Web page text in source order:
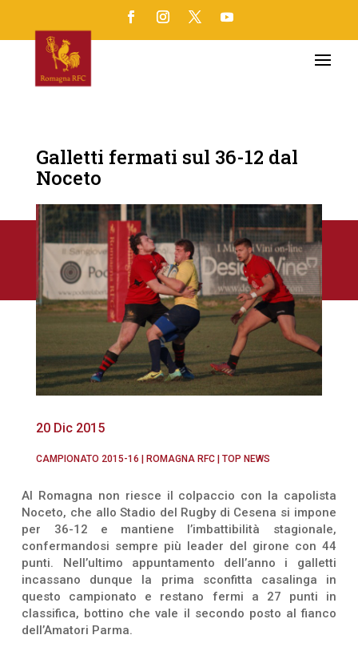
Galletti fermati sul 36-12 dal
Noceto
20 Dic 2015
CAMPIONATO 2015-16 | ROMAGNA RFC| TOP NEWS
Al Romagna non riesce il colpaccio con la capolista
Noceto, che allo Stadio del Rugby di Cesena si impone
per 36-12 e mantiene l’imbattibilità stagionale,
confermandosi sempre più leader del girone con 44
punti. Nell’ultimo appuntamento dell’anno i galletti
incassano dunque la prima sconfitta casalinga in
questo campionato e restano fermi a 27 punti in
classifica, bottino che vale il secondo posto al fianco
dell’Amatori Parma.